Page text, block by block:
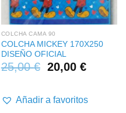
COLCHA CAMA 90
COLCHA MICKEY 170X250
DISEÑO OFICIAL
25,00€ 20,00 €
Añadir a favoritos